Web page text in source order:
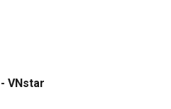
VNstar